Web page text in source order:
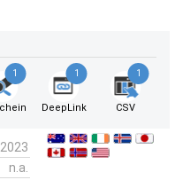
1 1
DeepLink
1
CSV
n.a.